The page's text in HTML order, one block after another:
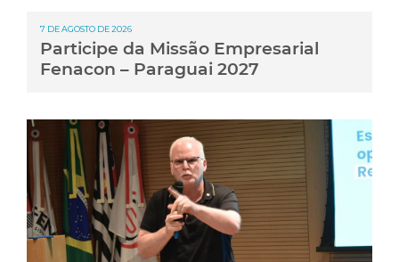
7 DE AGOSTO DE 2026
Participe da Missão Empresarial
Fenacon – Paraguai 2027